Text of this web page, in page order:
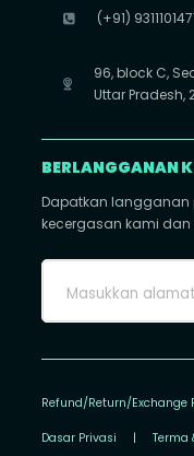
(+91)
96, block C,
Uttar Pradesh,
BERLANGGANAN
Dapatkan langganan
kecergasan kami
Refund/Return/Exchange
Dasar Privasi | Terma